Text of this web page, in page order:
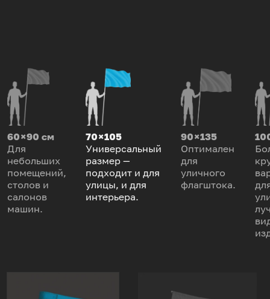
60 × 90 см
Для
небольших
помещений,
столов и
салонов
машин.
70 × 105
Универсальный
размер —
подходит и для
улицы, и для
интерьера.
90 × 135
Оптимален
для
уличного
флагштока.